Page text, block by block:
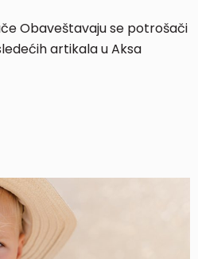
Obaveštavaju se potrošači
artikala u Aksa